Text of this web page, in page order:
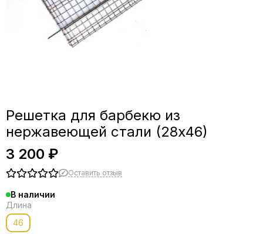
Решетка для барбекю из
нержавеющей стали (28х46)
3 200 ₽
Оставить отзыв
В наличии
Длина
46